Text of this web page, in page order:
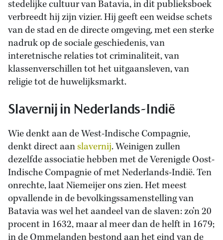
stedelijke cultuur van Batavia, in dit publieksboek
verbreedt hij zijn vizier. Hij geeft een weidse schets
van de stad en de directe omgeving, met een sterke
nadruk op de sociale geschiedenis, van
interetnische relaties tot criminaliteit, van
klassenverschillen tot het uitgaansleven, van
religie tot de huwelijksmarkt.
Slavernij in Nederlands-Indië
Wie denkt aan de West-Indische Compagnie,
denkt direct aanslavernij. Weinigen zullen
dezelfde associatie hebben met de Verenigde Oost-
Indische Compagnie of met Nederlands-Indië. Ten
onrechte, laat Niemeijer ons zien. Het meest
opvallende in de bevolkingssamenstelling van
Batavia was wel het aandeel van de slaven: zo’n 20
procent in 1632, maar al meer dan de helft in 1679;